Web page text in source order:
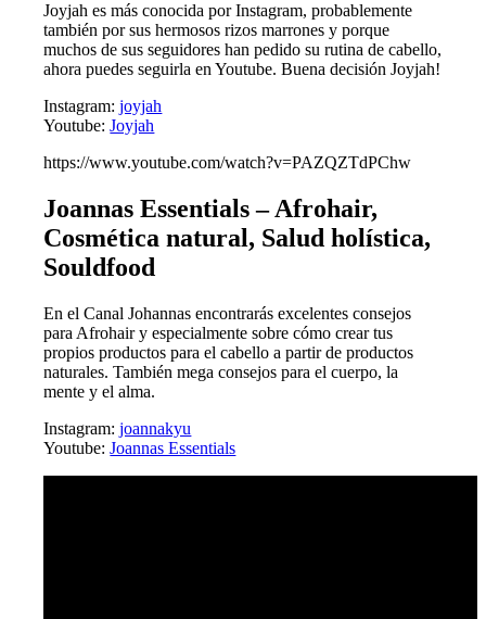
Joyjah es más conocida por Instagram, probablemente
también por sus hermosos rizos marrones y porque
muchos de sus seguidores han pedido su rutina de cabello,
ahora puedes seguirla en Youtube. Buena decisión Joyjah!
Instagram:joyjah
Youtube:Joyjah
https://www.youtube.com/watch?v=PAZQZTdPChw
Joannas Essentials – Afrohair,
Cosmética natural, Salud holística,
Souldfood
En el Canal Johannas encontrarás excelentes consejos
para Afrohair y especialmente sobre cómo crear tus
propios productos para el cabello a partir de productos
naturales. También mega consejos para el cuerpo, la
mente y el alma.
Instagram:joannakyu
Youtube:Joannas Essentials